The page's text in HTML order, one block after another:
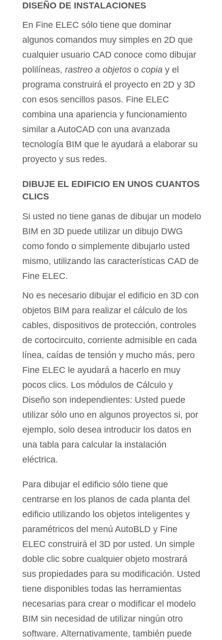
DISEÑO DE INSTALACIONES
En Fine ELEC sólo tiene que dominar
algunos comandos muy simples en 2D que
cualquier usuario CAD conoce como dibujar
polilíneas, rastreo a objetos o copia y el
programa construirá el proyecto en 2D y 3D
con esos sencillos pasos. Fine ELEC
combina una apariencia y funcionamiento
similar a AutoCAD con una avanzada
tecnología BIM que le ayudará a elaborar su
proyecto y sus redes.
DIBUJE EL EDIFICIO EN UNOS CUANTOS
CLICS
Si usted no tiene ganas de dibujar un modelo
BIM en 3D puede utilizar un dibujo DWG
como fondo o simplemente dibujarlo usted
mismo, utilizando las características CAD de
Fine ELEC.
No es necesario dibujar el edificio en 3D con
objetos BIM para realizar el cálculo de los
cables, dispositivos de protección, controles
de cortocircuito, corriente admisible en cada
línea, caídas de tensión y mucho más, pero
Fine ELEC le ayudará a hacerlo en muy
pocos clics. Los módulos de Cálculo y
Diseño son independientes: Usted puede
utilizar sólo uno en algunos proyectos si, por
ejemplo, solo desea introducir los datos en
una tabla para calcular la instalación
eléctrica.
Para dibujar el edificio sólo tiene que
centrarse en los planos de cada planta del
edificio utilizando los objetos inteligentes y
paramétricos del menú AutoBLD y Fine
ELEC construirá el 3D por usted. Un simple
doble clic sobre cualquier objeto mostrará
sus propiedades para su modificación. Usted
tiene disponibles todas las herramientas
necesarias para crear o modificar el modelo
BIM sin necesidad de utilizar ningún otro
software. Alternativamente, también puede